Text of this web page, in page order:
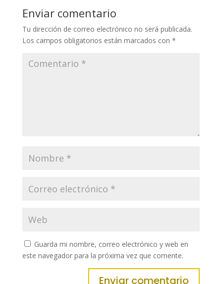
Enviar comentario
Tu dirección de correo electrónico no será publicada.
Los campos obligatorios están marcados con *
Guarda mi nombre, correo electrónico y web en
este navegador para la próxima vez que comente.